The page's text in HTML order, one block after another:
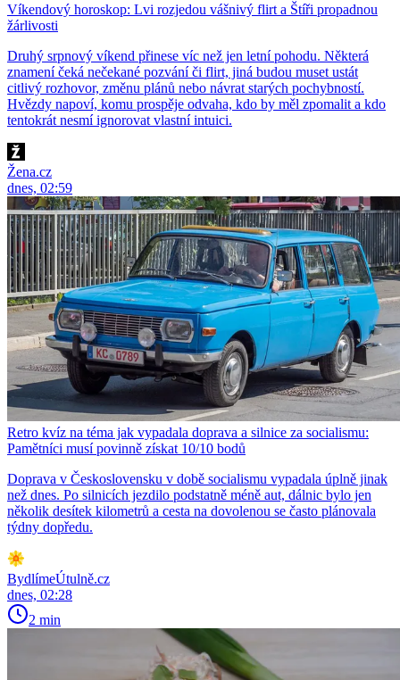
Víkendový horoskop: Lvi rozjedou vášnivý flirt a Štíři propadnou
žárlivosti
Druhý srpnový víkend přinese víc než jen letní pohodu. Některá
znamení čeká nečekané pozvání či flirt, jiná budou muset ustát
citlivý rozhovor, změnu plánů nebo návrat starých pochybností.
Hvězdy napoví, komu prospěje odvaha, kdo by měl zpomalit a kdo
tentokrát nesmí ignorovat vlastní intuici.
Žena.cz
dnes, 02:59
Retro kvíz na téma jak vypadala doprava a silnice za socialismu:
Pamětníci musí povinně získat 10/10 bodů
Doprava v Československu v době socialismu vypadala úplně jinak
než dnes. Po silnicích jezdilo podstatně méně aut, dálnic bylo jen
několik desítek kilometrů a cesta na dovolenou se často plánovala
týdny dopředu.
BydlímeÚtulně.cz
dnes, 02:28
2 min